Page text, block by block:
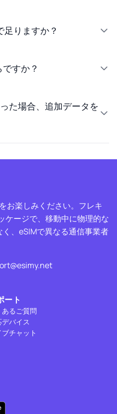
足りますか？
すか？
た場合、追加データを
お楽しみください。フレキ
ケージで、移動中に物理的な
、eSIMで異なる通信事業者
ート
あるご質問
デバイス
ブチャット